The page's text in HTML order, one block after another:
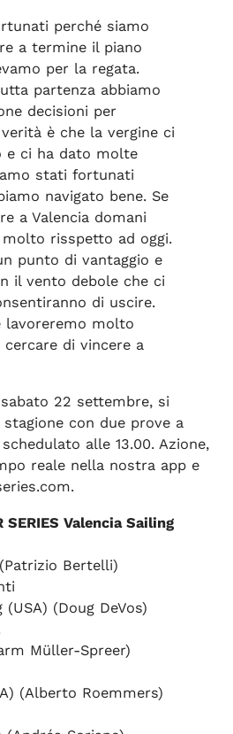
perché siamo
a termine il piano
per la regata.
partenza abbiamo
decisioni per
è che la vergine ci
e ci ha dato molte
stati fortunati
navigato bene. Se
a Valencia domani
risspetto ad oggi.
punto di vantaggio e
il vento debole che ci
di uscire.
lavoreremo molto
di vincere a
22 settembre, si
con due prove a
alle 13.00. Azione,
reale nella nostra app e
Valencia Sailing
Bertelli)
(Doug DeVos)
Müller-Spreer)
(Alberto Roemmers)